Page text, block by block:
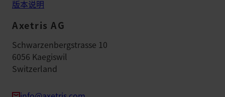
版本说明
Axetris AG
Schwarzenbergstrasse 10
6056 Kaegiswil
Switzerland